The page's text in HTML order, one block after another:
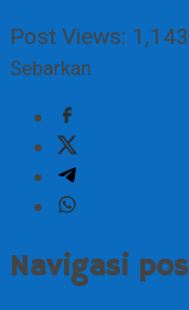
Post Views: 1,143
Sebarkan
Navigasi pos